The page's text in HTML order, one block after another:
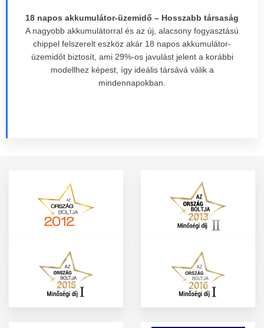
18 napos akkumulátor-üzemidő – Hosszabb társaság
A nagyobb akkumulátorral és az új, alacsony fogyasztású
chippel felszerelt eszköz akár 18 napos akkumulátor-
üzemidőt biztosít, ami 29%-os javulást jelent a korábbi
modellhez képest, így ideális társává válik a
mindennapokban.